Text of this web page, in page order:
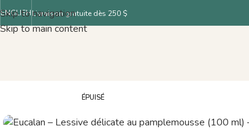
Skip to navigation
Skip to main content
ENGLISHLivraison gratuite dès 250 $
ÉPUISÉ